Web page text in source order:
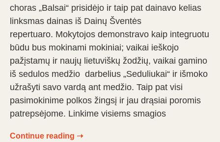
choras „Balsai“ prisidėjo ir taip pat dainavo kelias
linksmas dainas iš Dainų Šventės
repertuaro. Mokytojos demonstravo kaip integruotu
būdu bus mokinami mokiniai; vaikai ieškojo
pažįstamų ir naujų lietuviškų žodžių, vaikai gamino
iš sedulos medžio darbelius „Seduliukai“ ir išmoko
užrašyti savo vardą ant medžio. Taip pat visi
pasimokinime polkos žingsį ir jau drąsiai poromis
patrepsėjome. Linkime visiems smagios
Continue reading ➝